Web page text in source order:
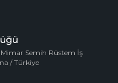
Semih Rüstem İş
/ Türkiye